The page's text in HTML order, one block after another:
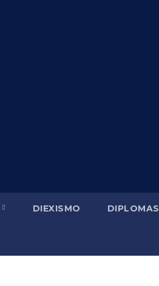
DIEXISMO DIPLOMAS